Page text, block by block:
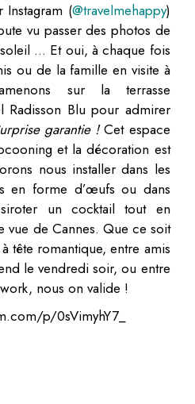
Instagram (@travelmehappy)
vu passer des photos de
… Et oui, à chaque fois
ou de la famille en visite à
sur la terrasse
Radisson Blu pour admirer
garantie !Cet espace
et la décoration est
nous installer dans les
en forme d’œufs ou dans
un cocktail tout en
vue de Cannes. Que ce soit
tête romantique, entre amis
le vendredi soir, ou entre
nous on valide !
p/0sVimyhY7_